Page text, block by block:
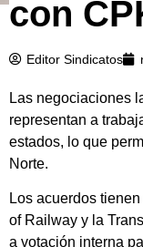
con
Editor Sindicatos
Las negociaciones
representan a
estados, lo que
Norte.
Los acuerdos
of Railway y la
a votación interna